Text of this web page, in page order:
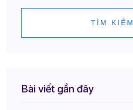
TÌM KIẾM
Bài viết gần đây